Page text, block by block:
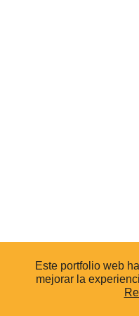
Este portfolio web
mejorar la